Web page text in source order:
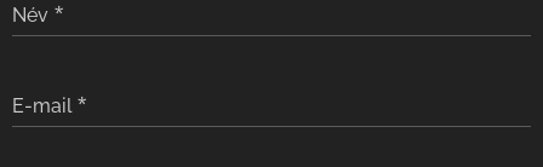
Név
E-mail